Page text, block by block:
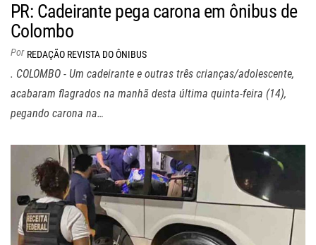
PR: Cadeirante pega carona em ônibus de
Colombo
Por REDAÇÃO REVISTA DO ÔNIBUS
. COLOMBO - Um cadeirante e outras três crianças/adolescente,
acabaram flagrados na manhã desta última quinta-feira (14),
pegando carona na…